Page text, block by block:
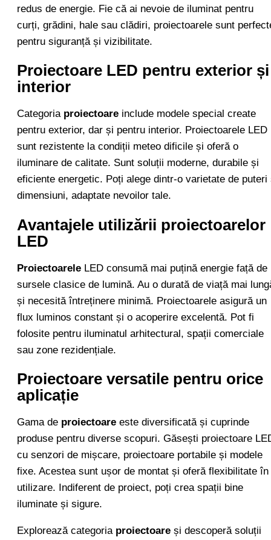
redus de energie. Fie că ai nevoie de iluminat pentru
curți, grădini, hale sau clădiri, proiectoarele sunt
pentru siguranță și vizibilitate.
Proiectoare LED pentru exterior și
interior
Categoria proiectoare include modele special create
pentru exterior, dar și pentru interior. Proiectoarele LED
sunt rezistente la condiții meteo dificile și oferă o
iluminare de calitate. Sunt soluții moderne, durabile și
eficiente energetic. Poți alege dintr-o varietate de puteri
dimensiuni, adaptate nevoilor tale.
Avantajele utilizării proiectoarelor
LED
Proiectoarele LED consumă mai puțină energie față de
sursele clasice de lumină. Au o durată de viață mai
și necesită întreținere minimă. Proiectoarele asigură un
flux luminos constant și o acoperire excelentă. Pot fi
folosite pentru iluminatul arhitectural, spații comerciale
sau zone rezidențiale.
Proiectoare versatile pentru orice
aplicație
Gama de proiectoare este diversificată și cuprinde
produse pentru diverse scopuri. Găsești proiectoare
cu senzori de mișcare, proiectoare portabile și modele
fixe. Acestea sunt ușor de montat și oferă flexibilitate în
utilizare. Indiferent de proiect, poți crea spații bine
iluminate și sigure.
Explorează categoria proiectoare și descoperă soluții